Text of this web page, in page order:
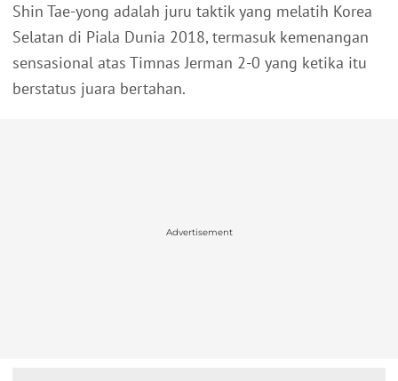
Shin Tae-yong adalah juru taktik yang melatih Korea
Selatan di Piala Dunia 2018, termasuk kemenangan
sensasional atas Timnas Jerman 2-0 yang ketika itu
berstatus juara bertahan.
Advertisement